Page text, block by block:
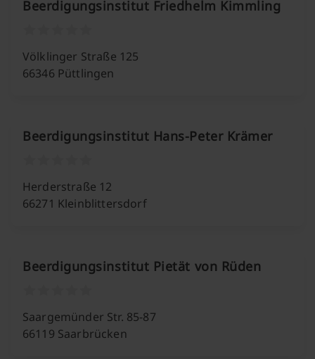
Beerdigungsinstitut Friedhelm Kimmling
Völklinger Straße 125
66346 Püttlingen
Beerdigungsinstitut Hans-Peter Krämer
Herderstraße 12
66271 Kleinblittersdorf
Beerdigungsinstitut Pietät von Rüden
Saargemünder Str. 85-87
66119 Saarbrücken